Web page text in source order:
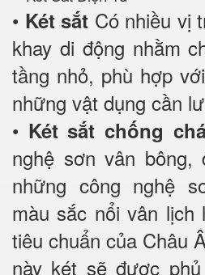
• Két sắt Có nhiều vị
khay di động nhằm
tầng nhỏ, phù hợp
những vật dụng cần
• Két sắt chống
nghệ sơn vân bông,
những công nghệ
màu sắc nổi vân lịch
tiêu chuẩn của Châu
này két sẽ được